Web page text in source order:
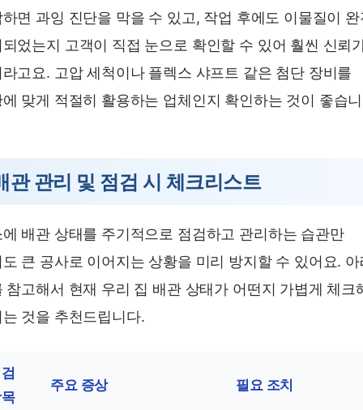
면 과잉 진단을 막을 수 있고, 작업 후에도 이물질이
었는지 고객이 직접 눈으로 확인할 수 있어 훨씬 신뢰
고요. 고압 세척이나 플렉스 샤프트 같은 첨단 장비를
맞게 적절히 활용하는 업체인지 확인하는 것이 좋습
관 관리 및 점검 시 체크리스트
배관 상태를 주기적으로 점검하고 관리하는 습관만
큰 공사로 이어지는 상황을 미리 방지할 수 있어요. 아
참고해서 현재 우리 집 배관 상태가 어떤지 가볍게 체크
것을 추천드립니다.
주요 증상 필요 조치